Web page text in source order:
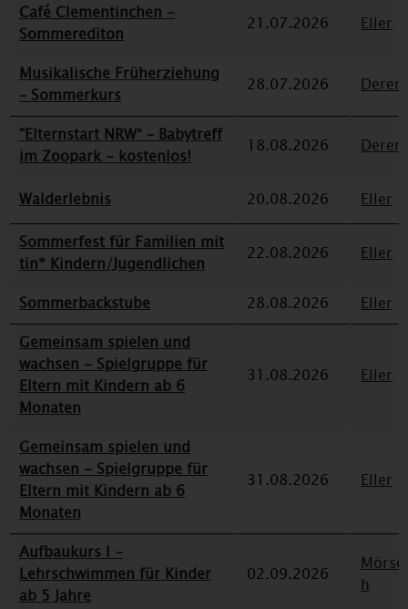
Café Clementinchen -
Sommerediton
21.07.2026 Eller
Musikalische Früherziehung
– Sommerkurs
28.07.2026
"Elternstart NRW“ – Babytreff
im Zoopark - kostenlos!
18.08.2026
Walderlebnis 20.08.2026
Eller
Sommerfest für Familien mit
tin* Kindern/Jugendlichen
22.08.2026 Eller
Sommerbackstube 28.08.2026
Eller
Gemeinsam spielen und
wachsen - Spielgruppe für
Eltern mit Kindern ab 6
Monaten
31.08.2026 Eller
Gemeinsam spielen und
wachsen - Spielgruppe für
Eltern mit Kindern ab 6
Monaten
31.08.2026 Eller
Aufbaukurs I -
Lehrschwimmen für Kinder
ab 5 Jahre
02.09.2026
h